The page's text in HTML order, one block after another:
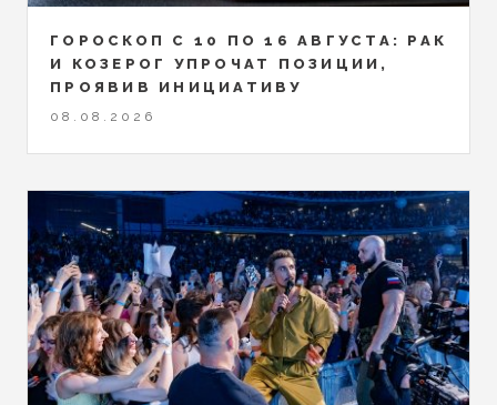
ГОРОСКОП С 10 ПО 16 АВГУСТА: РАК
И КОЗЕРОГ УПРОЧАТ ПОЗИЦИИ,
ПРОЯВИВ ИНИЦИАТИВУ
08.08.2026